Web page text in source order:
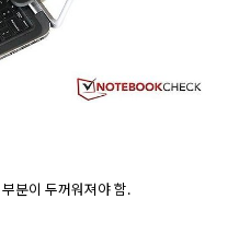
분이 두꺼워져야 함.